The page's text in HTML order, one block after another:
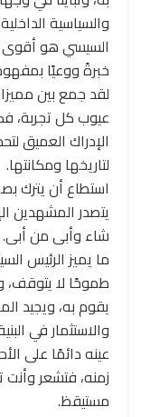
والسياسية
السيسي هو أقوى
خبرةً ووعيًا
لقد جمع بين
عيوب كل تجربة،
الإدراك العميق
لتاريخها ومكانتها.
استطاع أن يترك
يتصدر المشهدين
شاء وأبى من أبى.
ما يميز الرئيس
طموحًا لا يتوقف،
يقوم به، ويجيد
والاستثمار في
عينه دائمًا على
زمنه، فتشعر وأنت
مستيقظ.